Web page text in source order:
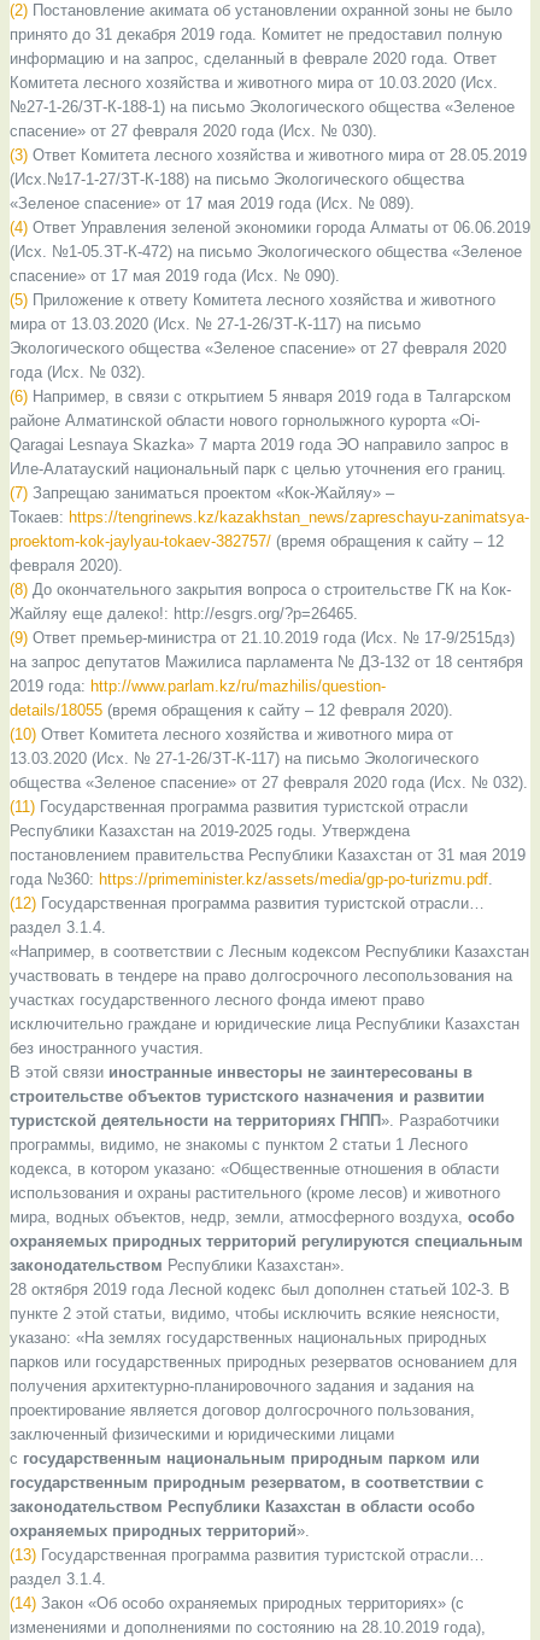
(2) Постановление акимата об установлении охранной зоны не было
принято до 31 декабря 2019 года. Комитет не предоставил полную
информацию и на запрос, сделанный в феврале 2020 года. Ответ
Комитета лесного хозяйства и животного мира от 10.03.2020 (Исх.
№27-1-26/ЗТ-К-188-1) на письмо Экологического общества «Зеленое
спасение» от 27 февраля 2020 года (Исх. № 030).
(3) Ответ Комитета лесного хозяйства и животного мира от 28.05.2019
(Исх.№17-1-27/ЗТ-К-188) на письмо Экологического общества
«Зеленое спасение» от 17 мая 2019 года (Исх. № 089).
(4) Ответ Управления зеленой экономики города Алматы от 06.06.2019
(Исх. №1-05.ЗТ-К-472) на письмо Экологического общества «Зеленое
спасение» от 17 мая 2019 года (Исх. № 090).
(5) Приложение к ответу Комитета лесного хозяйства и животного
мира от 13.03.2020 (Исх. № 27-1-26/ЗТ-К-117) на письмо
Экологического общества «Зеленое спасение» от 27 февраля 2020
года (Исх. № 032).
(6) Например, в связи с открытием 5 января 2019 года в Талгарском
районе Алматинской области нового горнолыжного курорта «Oi-
Qaragai Lesnaya Skazka» 7 марта 2019 года ЭО направило запрос в
Иле-Алатауский национальный парк с целью уточнения его границ.
(7) Запрещаю заниматься проектом «Кок-Жайляу» –
Токаев: https://tengrinews.kz/kazakhstan_news/zapreschayu-zanimatsya-
proektom-kok-jaylyau-tokaev-382757/ (время обращения к сайту – 12
февраля 2020).
(8) До окончательного закрытия вопроса о строительстве ГК на Кок-
Жайляу еще далеко!: http://esgrs.org/?p=26465.
(9) Ответ премьер-министра от 21.10.2019 года (Исх. № 17-9/2515дз)
на запрос депутатов Мажилиса парламента № ДЗ-132 от 18 сентября
2019 года: http://www.parlam.kz/ru/mazhilis/question-
details/18055 (время обращения к сайту – 12 февраля 2020).
(10) Ответ Комитета лесного хозяйства и животного мира от
13.03.2020 (Исх. № 27-1-26/ЗТ-К-117) на письмо Экологического
общества «Зеленое спасение» от 27 февраля 2020 года (Исх. № 032).
(11) Государственная программа развития туристской отрасли
Республики Казахстан на 2019-2025 годы. Утверждена
постановлением правительства Республики Казахстан от 31 мая 2019
года №360: https://primeminister.kz/assets/media/gp-po-turizmu.pdf.
(12) Государственная программа развития туристской отрасли…
раздел 3.1.4.
«Например, в соответствии с Лесным кодексом Республики Казахстан
участвовать в тендере на право долгосрочного лесопользования на
участках государственного лесного фонда имеют право
исключительно граждане и юридические лица Республики Казахстан
без иностранного участия.
В этой связи иностранные инвесторы не заинтересованы в
строительстве объектов туристского назначения и развитии
туристской деятельности на территориях ГНПП». Разработчики
программы, видимо, не знакомы с пунктом 2 статьи 1 Лесного
кодекса, в котором указано: «Общественные отношения в области
использования и охраны растительного (кроме лесов) и животного
мира, водных объектов, недр, земли, атмосферного воздуха, особо
охраняемых природных территорий регулируются специальным
законодательством Республики Казахстан».
28 октября 2019 года Лесной кодекс был дополнен статьей 102-3. В
пункте 2 этой статьи, видимо, чтобы исключить всякие неясности,
указано: «На землях государственных национальных природных
парков или государственных природных резерватов основанием для
получения архитектурно-планировочного задания и задания на
проектирование является договор долгосрочного пользования,
заключенный физическими и юридическими лицами
с государственным национальным природным парком или
государственным природным резерватом, в соответствии с
законодательством Республики Казахстан в области особо
охраняемых природных территорий».
(13) Государственная программа развития туристской отрасли…
раздел 3.1.4.
(14) Закон «Об особо охраняемых природных территориях» (с
изменениями и дополнениями по состоянию на 28.10.2019 года),